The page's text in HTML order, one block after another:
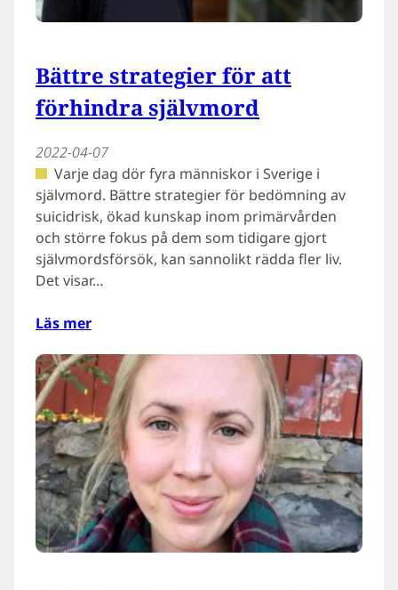
Bättre strategier för att
förhindra självmord
2022-04-07
Varje dag dör fyra människor i Sverige i
självmord. Bättre strategier för bedömning av
suicidrisk, ökad kunskap inom primärvården
och större fokus på dem som tidigare gjort
självmordsförsök, kan sannolikt rädda fler liv.
Det visar…
Läs mer